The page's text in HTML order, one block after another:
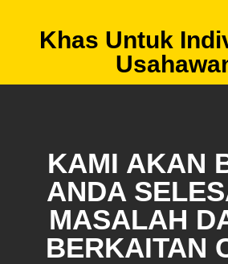
Khas Untuk
KAMI AKAN
ANDA
MASALAH
BERKAITAN